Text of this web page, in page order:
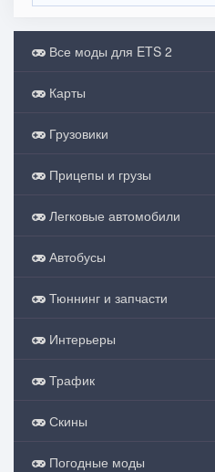
Все моды для ETS 2
Карты
Грузовики
Прицепы и грузы
Легковые автомобили
Автобусы
Тюннинг и запчасти
Интерьеры
Трафик
Скины
Погодные моды